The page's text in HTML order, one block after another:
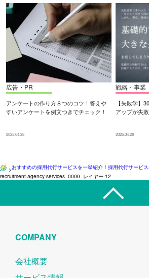
広告・PR
アンケートの作り方８つのコツ！答えや
すいアンケートを例文つきでチェック！
2025.04.28
戦略・事業
【失敗学】
アップが失
2025.04.28
>おすすめの採用代行サービスを一挙紹介！採用代行サービ
recruitment-agency-services_0000_レイヤー-12
COMPANY
会社概要